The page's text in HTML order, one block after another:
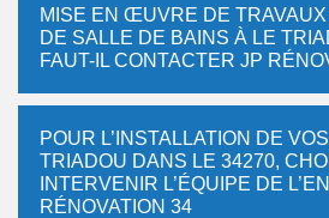
MISE EN ŒUVRE DE TRAVAUX
DE SALLE DE BAINS À LE
FAUT-IL CONTACTER JP
POUR L’INSTALLATION DE
TRIADOU DANS LE 34270,
INTERVENIR L’ÉQUIPE DE
RÉNOVATION 34